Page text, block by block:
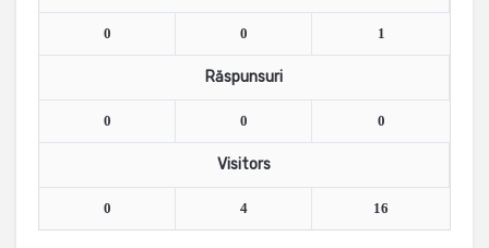
0 0 1
Răspunsuri
0 0 0
Visitors
0 4 16